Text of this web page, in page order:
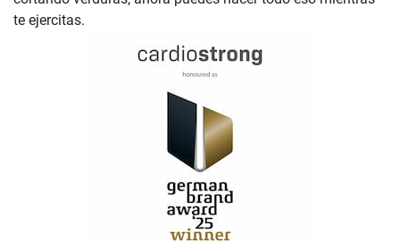
te ejercitas.